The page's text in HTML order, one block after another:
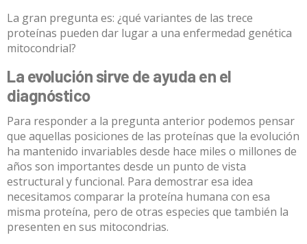
La gran pregunta es: ¿qué variantes de las trece
proteínas pueden dar lugar a una enfermedad genética
mitocondrial?
La evolución sirve de ayuda en el
diagnóstico
Para responder a la pregunta anterior podemos pensar
que aquellas posiciones de las proteínas que la evolución
ha mantenido invariables desde hace miles o millones de
años son importantes desde un punto de vista
estructural y funcional. Para demostrar esa idea
necesitamos comparar la proteína humana con esa
misma proteína, pero de otras especies que también la
presenten en sus mitocondrias.